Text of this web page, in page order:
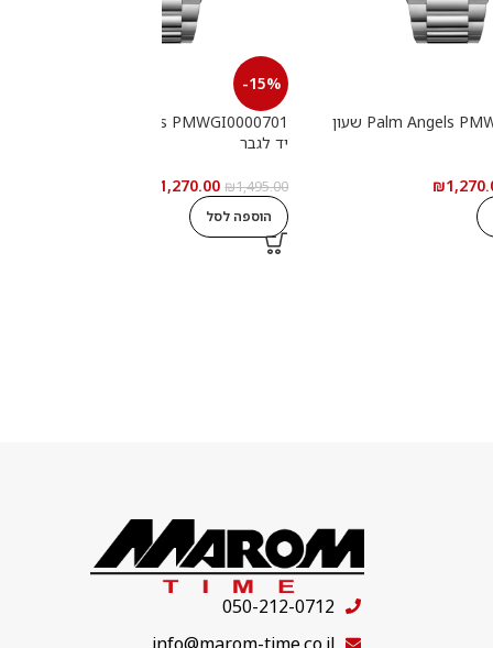
Palm Angels PMWGI0000702 שעון
₪
-15%
יד לגבר
₪1,495.00
1,270.00
הוספה לסל
050-212-0712